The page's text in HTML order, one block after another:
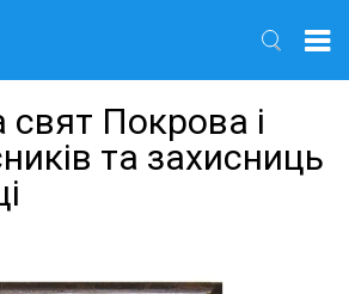
Покрова і
та захисниць